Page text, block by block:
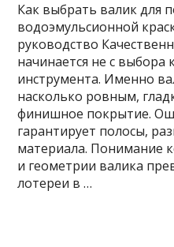
Как выбрать валик для
водоэмульсионной
руководство
начинается не с выбора
инструмента. Именно
насколько ровным,
финишное покрытие.
гарантирует полосы,
материала. Понимание
и геометрии валика
лотереи в …